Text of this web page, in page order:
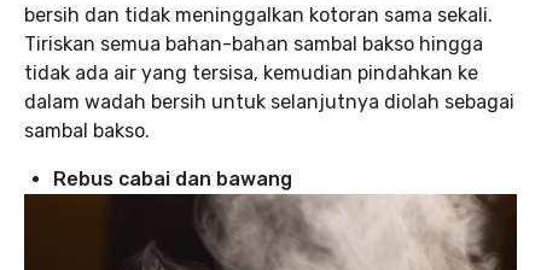
bersih dan tidak meninggalkan kotoran sama sekali.
Tiriskan semua bahan-bahan sambal bakso hingga
tidak ada air yang tersisa, kemudian pindahkan ke
dalam wadah bersih untuk selanjutnya diolah sebagai
sambal bakso.
Rebus cabai dan bawang